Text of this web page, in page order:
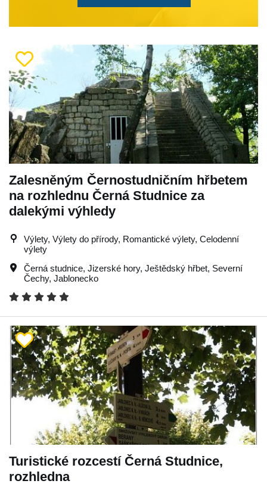
Zalesněným Černostudničním hřbetem
na rozhlednu Černá Studnice za
dalekými výhledy
Výlety, Výlety do přírody, Romantické výlety, Celodenní
výlety
Černá studnice, Jizerské hory, Ještědský hřbet, Severní
Čechy, Jablonecko
Turistické rozcestí Černá Studnice,
rozhledna